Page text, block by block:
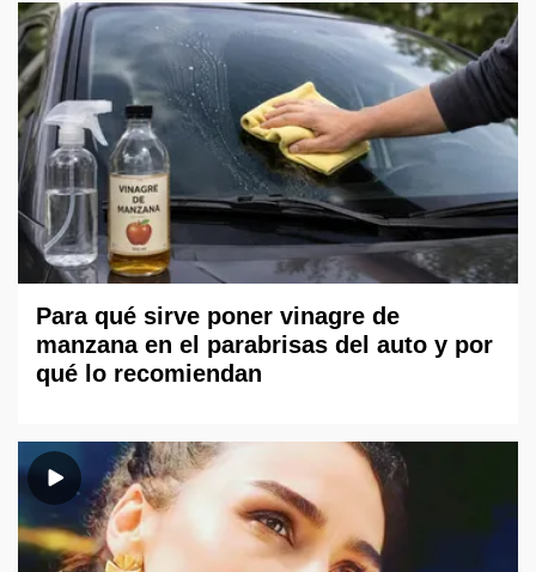
Para qué sirve poner vinagre de
manzana en el parabrisas del auto y por
qué lo recomiendan